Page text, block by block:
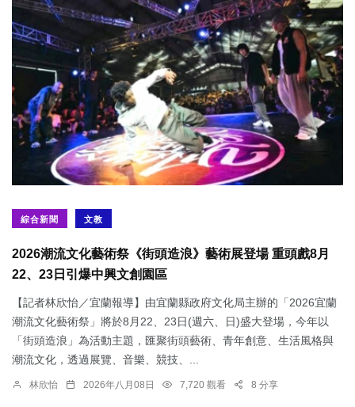
綜合新聞 文教
2026潮流文化藝術祭《街頭造浪》藝術展登場 重頭戲8月
22、23日引爆中興文創園區
【記者林欣怡／宜蘭報導】由宜蘭縣政府文化局主辦的「2026宜蘭
潮流文化藝術祭」將於8月22、23日(週六、日)盛大登場，今年以
「街頭造浪」為活動主題，匯聚街頭藝術、青年創意、生活風格與
潮流文化，透過展覽、音樂、競技、...
林欣怡 2026年八月08日 7,720 觀看 8 分享